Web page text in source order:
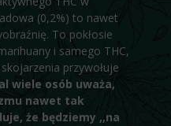
(0,2%) to nawet
To pokłosie
i samego THC,
przywołuje
wiele osób uważa,
nawet tak
że będziemy ,,na